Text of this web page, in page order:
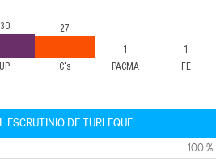
UP C's PACMA FE
30
27
1
1
ESCRUTINIO DE TURLEQUE
100 %